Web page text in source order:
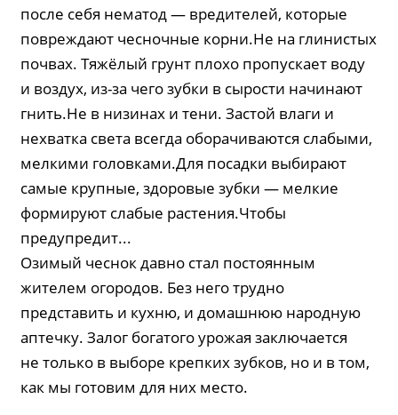
после себя нематод — вредителей, которые
повреждают чесночные корни.Не на глинистых
почвах. Тяжёлый грунт плохо пропускает воду
и воздух, из-за чего зубки в сырости начинают
гнить.Не в низинах и тени. Застой влаги и
нехватка света всегда оборачиваются слабыми,
мелкими головками.Для посадки выбирают
самые крупные, здоровые зубки — мелкие
формируют слабые растения.Чтобы
предупредит...
Озимый чеснок давно стал постоянным
жителем огородов. Без него трудно
представить и кухню, и домашнюю народную
аптечку. Залог богатого урожая заключается
не только в выборе крепких зубков, но и в том,
как мы готовим для них место.